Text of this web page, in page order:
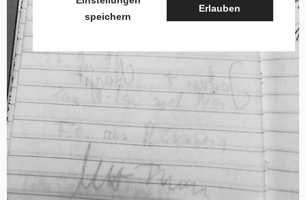
speichern
Erlauben